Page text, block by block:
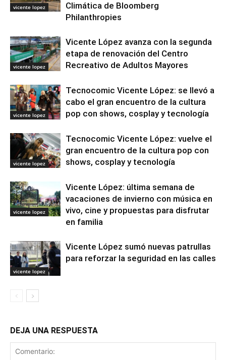
vicente lopez
Climática de Bloomberg
Philanthropies
vicente lopez
Vicente López avanza con la segunda
etapa de renovación del Centro
Recreativo de Adultos Mayores
vicente lopez
Tecnocomic Vicente López: se llevó a
cabo el gran encuentro de la cultura
pop con shows, cosplay y tecnología
vicente lopez
Tecnocomic Vicente López: vuelve el
gran encuentro de la cultura pop con
shows, cosplay y tecnología
vicente lopez
Vicente López: última semana de
vacaciones de invierno con música en
vivo, cine y propuestas para disfrutar
en familia
vicente lopez
Vicente López sumó nuevas patrullas
para reforzar la seguridad en las calles
DEJA UNA RESPUESTA